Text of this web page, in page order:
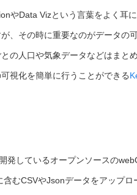
やData Vizという言葉をよく耳
、その時に重要なのがデータの可
の人口や気象データなどはまと
視化を簡単に行うことができる
発しているオープンソースの
むCSVやJsonデータをアップ